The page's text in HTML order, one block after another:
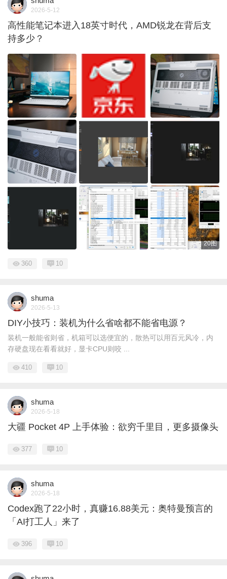
2026-5-12
高性能笔记本进入18英寸时代，AMD锐龙在背后支
持多少？
20图
360 10
shuma
2026-5-13
DIY小技巧：装机为什么省啥都不能省电源？
装机一般能省则省，机箱可以选便宜的，散热可以用百元风冷，内
存硬盘现在看看就好，显卡CPU则咬 ...
410 10
shuma
2026-5-18
大疆 Pocket 4P 上手体验：欲穷千里目，更多摄像头
377 10
shuma
2026-5-18
Codex跑了22小时，真赚16.88美元：奥特曼预言的
「AI打工人」来了
396 10